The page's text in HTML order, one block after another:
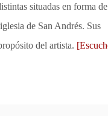
situadas en forma de
de San Andrés. Sus
del artista.